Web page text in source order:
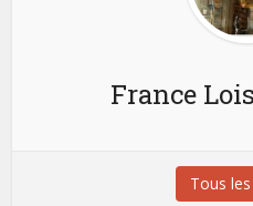
France
Tous